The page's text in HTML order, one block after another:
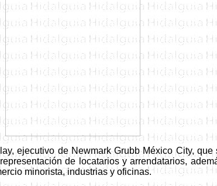
ejecutivo de Newmark Grubb México City,
de locatarios y arrendatarios,
minorista, industrias y oficinas.